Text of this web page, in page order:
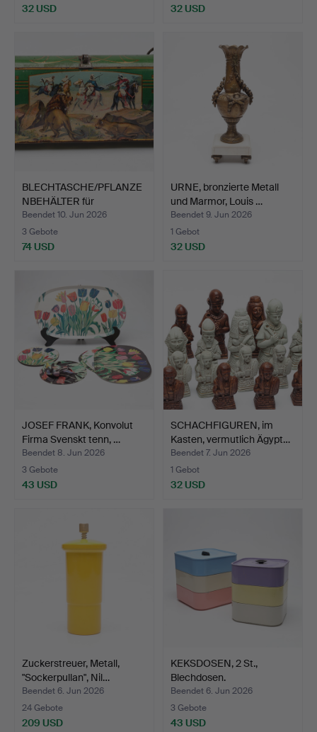
32 USD 32 USD
BLECHTASCHE/PFLANZE
NBEHÄLTER für
HERBARIUM…
Beendet 10. Jun 2026
3 Gebote
74 USD
URNE, bronzierte Metall
und Marmor, Louis …
Beendet 9. Jun 2026
1 Gebot
32 USD
JOSEF FRANK, Konvolut
Firma Svenskt tenn, …
Beendet 8. Jun 2026
3 Gebote
43 USD
SCHACHFIGUREN, im
Kasten, vermutlich Ägypt…
Beendet 7. Jun 2026
1 Gebot
32 USD
Zuckerstreuer, Metall,
"Sockerpullan", Nil…
Beendet 6. Jun 2026
24 Gebote
209 USD
KEKSDOSEN, 2 St.,
Blechdosen.
Beendet 6. Jun 2026
3 Gebote
43 USD